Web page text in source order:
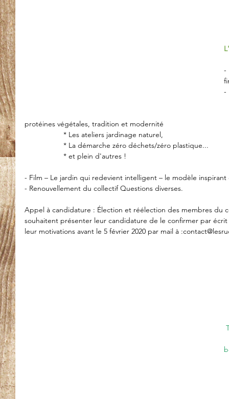
-
-
protéines végétales, tradition et modernité
                   * Les ateliers jardinage naturel,
                   * La démarche zéro déchets/zéro plastique...
                   * et plein d'autres !
- Film – Le jardin qui redevient intelligent – le modèle
- Renouvellement du collectif Questions diverses.
Appel à candidature : Élection et réélection des membres du
souhaitent présenter leur candidature de le confirmer par
leur motivations avant le 5 février 2020 par mail à